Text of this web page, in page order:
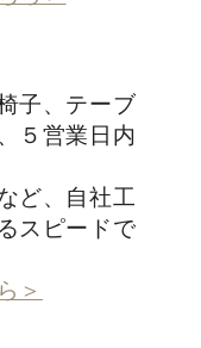
子、テーブ
５営業日内
ど、自社工
スピードで
＞